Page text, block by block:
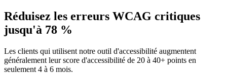
Réduisez les erreurs WCAG critiques
jusqu'à 78 %
Les clients qui utilisent notre outil d'accessibilité augmentent
généralement leur score d'accessibilité de 20 à 40+ points en
seulement 4 à 6 mois.